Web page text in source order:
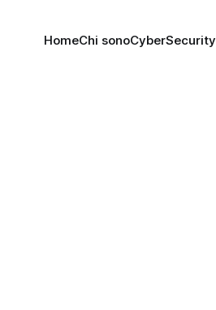
HomeChi sonoCyberSecurity